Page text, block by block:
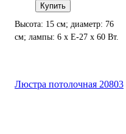
Купить
Высота: 15 см; диаметр: 76
см; лампы: 6 х Е-27 х 60 Вт.
Люстра потолочная 20803